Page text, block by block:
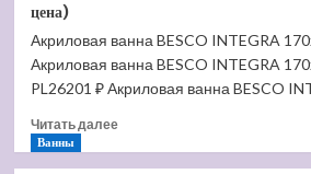
Timo
8003/00
(Лучшая
цена)
Акриловая ванна BESCO INTEGRA
Акриловая ванна BESCO INTEGRA
PL26201 ₽ Акриловая ванна BESCO
Читать далееПрочитать
Ванны